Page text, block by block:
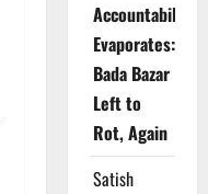
Accountability
Evaporates:
Bada Bazar
Left to
Rot, Again
Satish